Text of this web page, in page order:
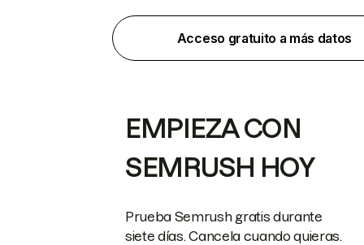
Acceso gratuito a más datos
EMPIEZA CON
SEMRUSH HOY
Prueba Semrush gratis durante
siete días. Cancela cuando quieras.